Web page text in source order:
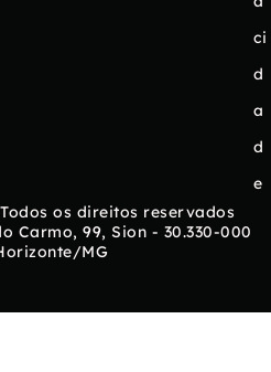
ci
d
a
d
e
os direitos reservados
Carmo, 99, Sion - 30.330-000
MG